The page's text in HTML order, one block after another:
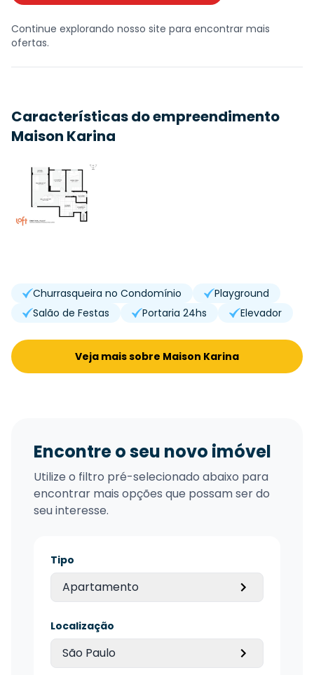
Continue explorando nosso site para encontrar mais
ofertas.
Características do empreendimento
Maison Karina
Churrasqueira no Condomínio
Playground
Salão de Festas
Portaria 24hs Elevador
Veja mais sobre Maison Karina
Encontre o seu novo imóvel
Utilize o filtro pré-selecionado abaixo para
encontrar mais opções que possam ser do
seu interesse.
Tipo
Apartamento
Localização
São Paulo